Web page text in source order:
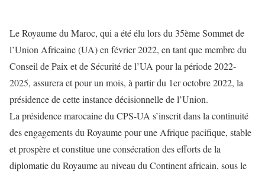
Le Royaume du Maroc, qui a été élu lors du 35ème Sommet de
l’Union Africaine (UA) en février 2022, en tant que membre du
Conseil de Paix et de Sécurité de l’UA pour la période 2022-
2025, assurera et pour un mois, à partir du 1er octobre 2022, la
présidence de cette instance décisionnelle de l’Union.
La présidence marocaine du CPS-UA s’inscrit dans la continuité
des engagements du Royaume pour une Afrique pacifique, stable
et prospère et constitue une consécration des efforts de la
diplomatie du Royaume au niveau du Continent africain, sous le